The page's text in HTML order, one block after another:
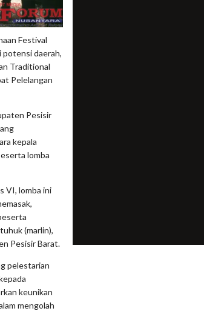
Festival
potensi daerah,
Traditional
Pelelangan
Pesisir
kepala
lomba
VI, lomba ini
(marlin),
Pesisir Barat.
pelestarian
keunikan
mengolah